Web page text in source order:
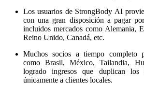
Los usuarios de StrongBody AI
con una gran disposición a pagar
incluidos mercados como Alemania,
Reino Unido, Canadá, etc.
Muchos socios a tiempo completo
como Brasil, México, Tailandia,
logrado ingresos que duplican los
únicamente a clientes locales.